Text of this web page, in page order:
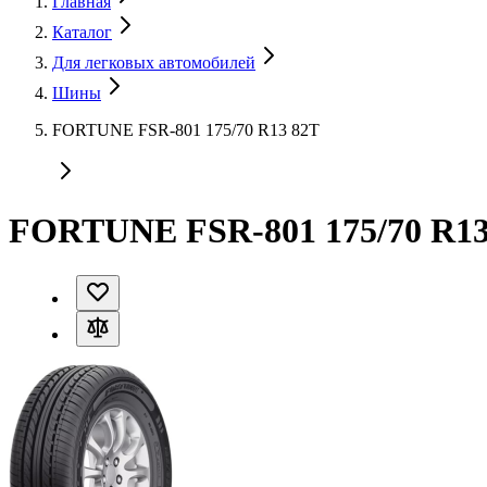
Каталог
Для легковых автомобилей
Шины
FORTUNE FSR-801 175/70 R13 82T
FORTUNE FSR-801 175/70